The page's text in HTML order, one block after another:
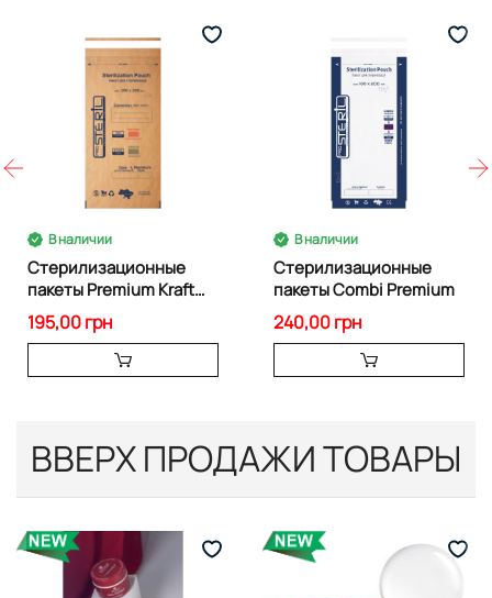
В наличии
Стерилизационные
пакеты Premium Kraft
Brown 100×200 мм
195,00 грн
В наличии
Стерилизационные
пакеты Combi Premium
240,00 грн
ВВЕРХ ПРОДАЖИ ТОВАРЫ